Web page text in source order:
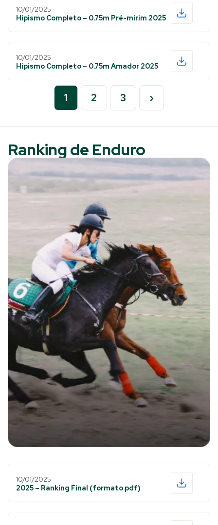
10/01/2025
Hipismo Completo – 0.75m Pré-mirim 2025
10/01/2025
Hipismo Completo – 0.75m Amador 2025
1 2 3 ›
Ranking de Enduro
10/01/2025
2025 – Ranking Final (formato pdf)